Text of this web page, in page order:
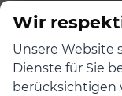
und
Gute EDV-
Kenntnisse
Wir
Unsere Website
Dienste für Sie
berücksichtigen